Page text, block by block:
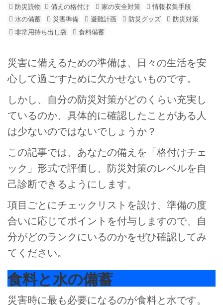
防災読物
備えの格付け 家の安全対策
情報収集手段
水の備蓄
災害準備 避難計画 防災グッズ
防災対策
非常用持ち出し袋
食料備蓄
災害に備えるための準備は、日々の生活を安
心して過ごすために欠かせないものです。
しかし、自分の防災対策がどのくらい充実し
ているのか、具体的に確認したことがある人
は少ないのではないでしょうか？
この記事では、あなたの備えを「格付けチェ
ック」形式で評価し、防災対策のレベルを自
己診断できるようにします。
項目ごとにチェックリストを設け、準備の度
合いに応じてポイントを付与しますので、自
分がどのランクにいるのかをぜひ確認してみ
てください。
食料と水の備蓄
災害時に最も必要になるのが食料と水です。